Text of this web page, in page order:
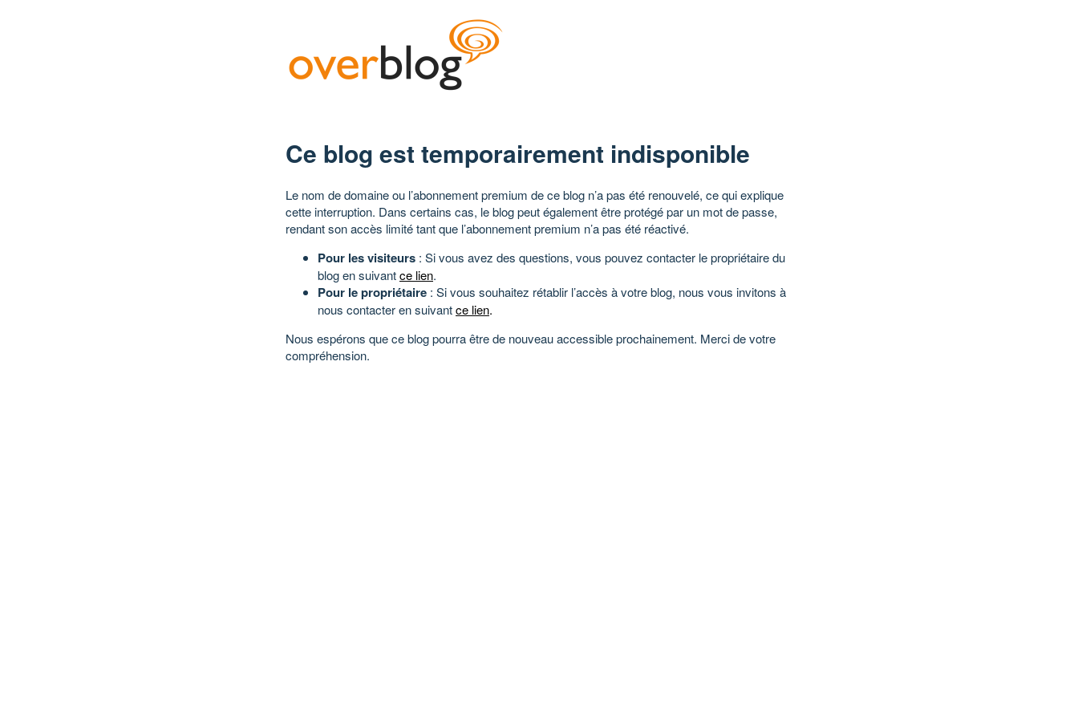
Ce blog est temporairement indisponible
Le nom de domaine ou l’abonnement premium de ce blog n’a pas été renouvelé, ce qui explique
cette interruption. Dans certains cas, le blog peut également être protégé par un mot de passe,
rendant son accès limité tant que l’abonnement premium n’a pas été réactivé.
Pour les visiteurs : Si vous avez des questions, vous pouvez contacter le propriétaire du
blog en suivantce lien.
Pour le propriétaire : Si vous souhaitez rétablir l’accès à votre blog, nous vous invitons à
nous contacter en suivantce lien.
Nous espérons que ce blog pourra être de nouveau accessible prochainement. Merci de votre
compréhension.